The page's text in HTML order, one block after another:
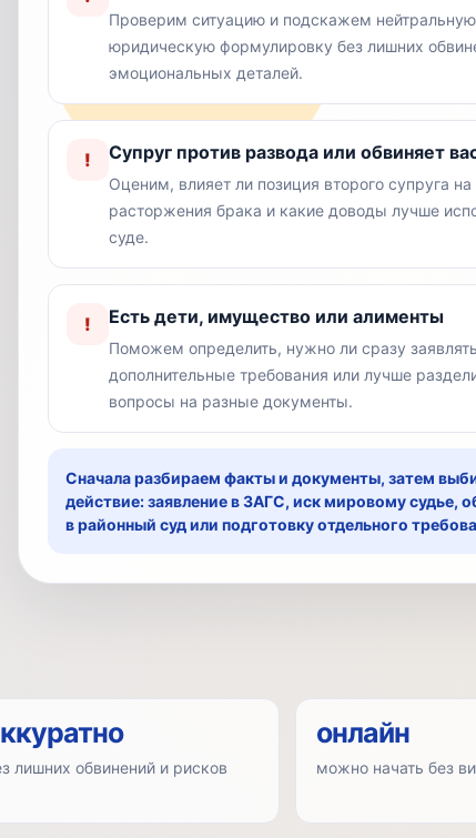
Проверим ситуацию и подскажем нейтральную
юридическую формулировку без лишних
эмоциональных деталей.
! Супруг против развода или обвиняет
Оценим, влияет ли позиция второго супруга
расторжения брака и какие доводы лучше
суде.
! Есть дети, имущество или алименты
Поможем определить, нужно ли сразу заявлять
дополнительные требования или лучше
вопросы на разные документы.
Сначала разбираем факты и документы, затем
действие: заявление в ЗАГС, иск мировому судье,
в районный суд или подготовку отдельного
лишних обвинений и рисков
онлайн
можно начать без